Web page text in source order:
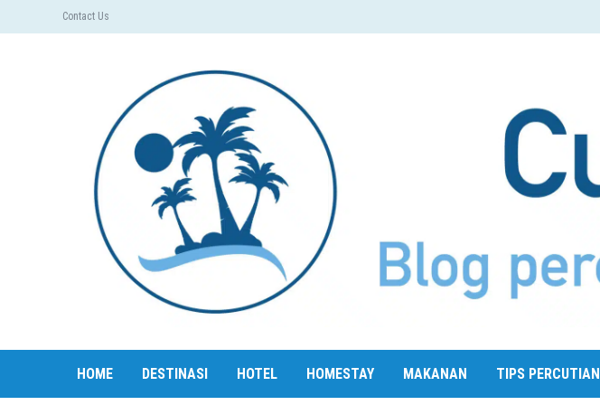
Contact Us
HOME DESTINASI HOTEL HOMESTAY MAKANAN TIPS PERCUTIAN